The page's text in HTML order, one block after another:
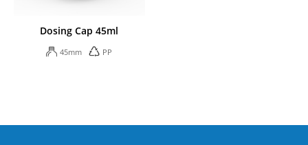
Dosing Cap 45ml
45mm PP